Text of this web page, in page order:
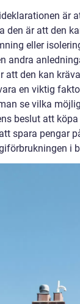
är
den är att den
eller
andra
att den kan
en viktig
se vilka
beslut att
spara pengar
i